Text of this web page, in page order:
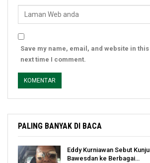
Save my name, email, and website in
next time I comment.
PALING BANYAK DI BACA
Eddy Kurniawan Sebut
Bawesdan ke Berbagai…